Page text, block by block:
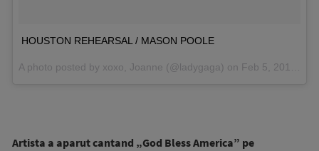
HOUSTON REHEARSAL / MASON POOLE
A photo posted by xoxo, Joanne (@ladygaga) on Feb 5, 2017 at 5:36pm PST
Artista a aparut cantand „God Bless America” pe